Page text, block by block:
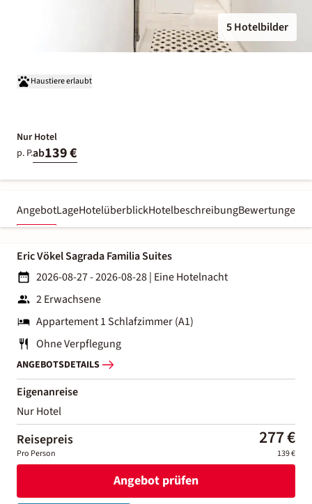
5 Hotelbilder
Haustiere erlaubt
Nur Hotel
p. P.ab139 €
AngebotLageHotelüberblickHotelbeschreibungBewertungen
Eric Vökel Sagrada Familia Suites
2026-08-27 - 2026-08-28| Eine Hotelnacht
2 Erwachsene
Appartement 1 Schlafzimmer (A1)
Ohne Verpflegung
ANGEBOTSDETAILS
Eigenanreise
Nur Hotel
Reisepreis 277 €
Pro Person 139 €
Angebot prüfen